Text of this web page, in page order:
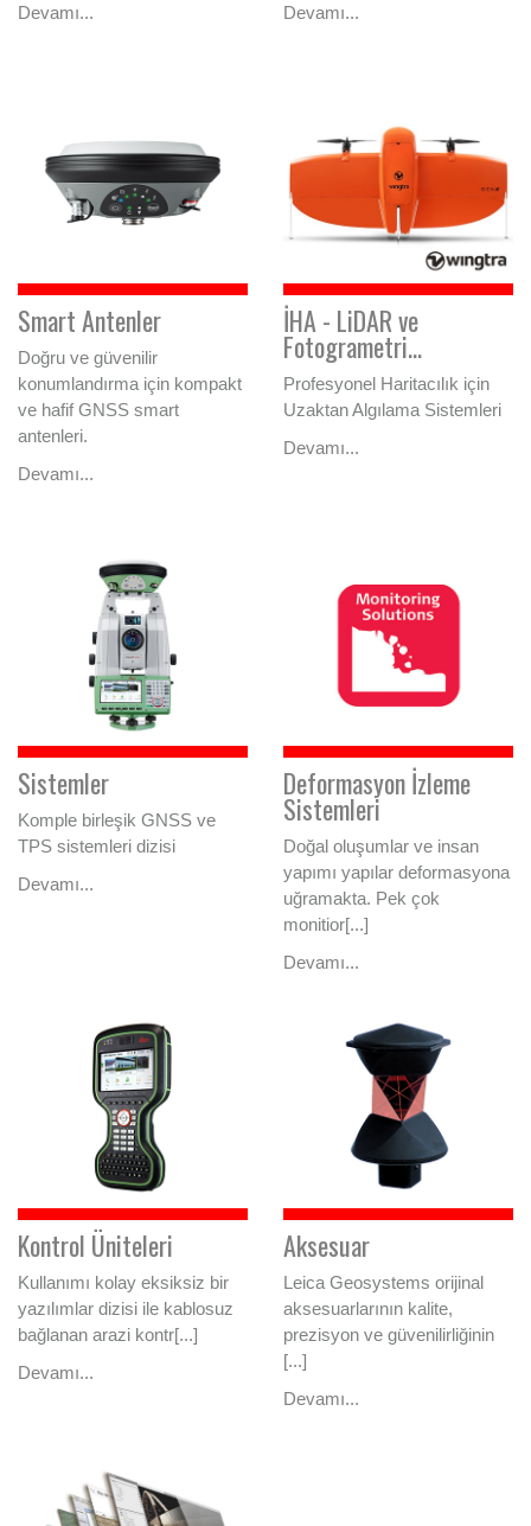
Devamı...
Devamı...
Smart Antenler
Doğru ve güvenilir
konumlandırma için kompakt
ve hafif GNSS smart
antenleri.
Devamı...
İHA - LiDAR ve
Fotogrametri...
Profesyonel Haritacılık için
Uzaktan Algılama Sistemleri
Devamı...
Sistemler
Komple birleşik GNSS ve
TPS sistemleri dizisi
Devamı...
Deformasyon İzleme
Sistemleri
Doğal oluşumlar ve insan
yapımı yapılar deformasyona
uğramakta. Pek çok
monitior[...]
Devamı...
Kontrol Üniteleri
Kullanımı kolay eksiksiz bir
yazılımlar dizisi ile kablosuz
bağlanan arazi kontr[...]
Devamı...
Aksesuar
Leica Geosystems orijinal
aksesuarlarının kalite,
prezisyon ve güvenilirliğinin
[...]
Devamı...